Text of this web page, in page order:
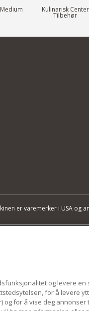
Medium Kulinarisk Center
Tilbehør
er varemerker i USA og
og levere
for å levere
for å vise deg